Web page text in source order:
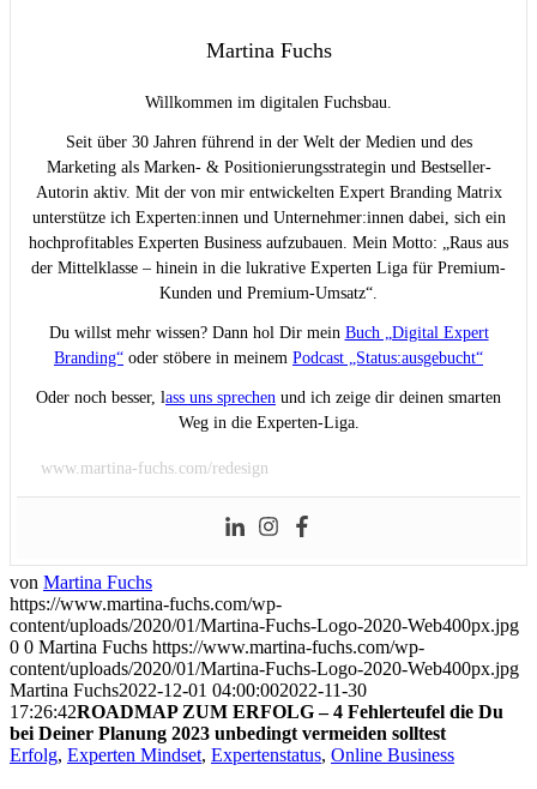
Martina Fuchs
Willkommen im digitalen Fuchsbau.
Seit über 30 Jahren führend in der Welt der Medien und des
Marketing als Marken- & Positionierungsstrategin und Bestseller-
Autorin aktiv. Mit der von mir entwickelten Expert Branding Matrix
unterstütze ich Experten:innen und Unternehmer:innen dabei, sich ein
hochprofitables Experten Business aufzubauen. Mein Motto: „Raus aus
der Mittelklasse – hinein in die lukrative Experten Liga für Premium-
Kunden und Premium-Umsatz“.
Du willst mehr wissen? Dann hol Dir mein Buch „Digital Expert
Branding“ oder stöbere in meinem Podcast „Status:ausgebucht“
Oder noch besser, lass uns sprechen und ich zeige dir deinen smarten
Weg in die Experten-Liga.
www.martina-fuchs.com/redesign
von Martina Fuchs
https://www.martina-fuchs.com/wp-
content/uploads/2020/01/Martina-Fuchs-Logo-2020-Web400px.jpg
0 0 Martina Fuchs https://www.martina-fuchs.com/wp-
content/uploads/2020/01/Martina-Fuchs-Logo-2020-Web400px.jpg
Martina Fuchs2022-12-01 04:00:002022-11-30
17:26:42ROADMAP ZUM ERFOLG – 4 Fehlerteufel die Du
bei Deiner Planung 2023 unbedingt vermeiden solltest
Erfolg, Experten Mindset, Expertenstatus, Online Business